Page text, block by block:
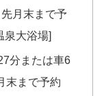
月末まで予
大浴場]
分または車6
末まで予約